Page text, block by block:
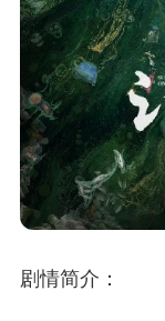
剧情简介：